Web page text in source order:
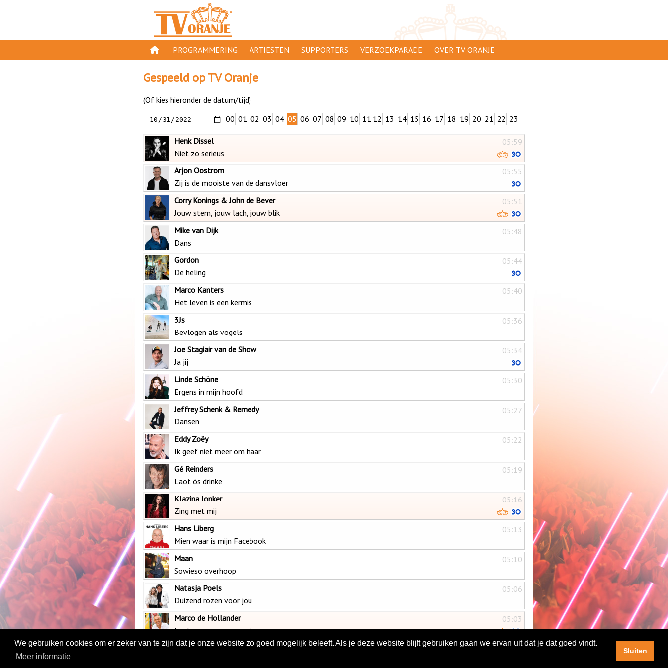
PROGRAMMERING
11 VAN ORANJE
ARTIESTEN SUPPORTERS VERZOEKPARADE OVER TV ORANJE
Gespeeld op TV Oranje
(Of kies hieronder de datum/tijd)
00 01 02 03 04 05 06 07 08 09 10 11 12 13 14 15 16 17 18 19 20 21 22 23
05:59
Henk Dissel
Niet zo serieus
05:55
Arjon Oostrom
Zij is de mooiste van de dansvloer
05:51
Corry Konings & John de Bever
Jouw stem, jouw lach, jouw blik
05:48
Mike van Dijk
Dans
05:44
Gordon
De heling
05:40
Marco Kanters
Het leven is een kermis
05:36
3Js
Bevlogen als vogels
05:34
Joe Stagiair van de Show
Ja jij
05:30
Linde Schöne
Ergens in mijn hoofd
05:27
Jeffrey Schenk & Remedy
Dansen
05:22
Eddy Zoëy
Ik geef niet meer om haar
05:19
Gé Reinders
Laot ós drinke
05:16
Klazina Jonker
Zing met mij
05:13
Hans Liberg
Mien waar is mijn Facebook
05:10
Maan
Sowieso overhoop
05:06
Natasja Poels
Duizend rozen voor jou
05:03
Marco de Hollander
Laat ons samen proosten
We gebruiken cookies om er zeker van te zijn dat je onze website zo goed mogelijk beleeft. Als je deze website blijft gebruiken gaan we ervan uit dat je dat goed vindt.
Meer informatie
Sluiten